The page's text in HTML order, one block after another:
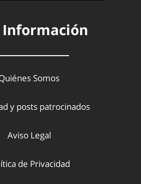
Información
Somos
y posts patrocinados
Aviso Legal
de Privacidad